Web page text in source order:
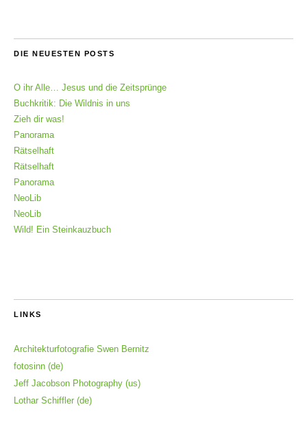
DIE NEUESTEN POSTS
O ihr Alle… Jesus und die Zeitsprünge
Buchkritik: Die Wildnis in uns
Zieh dir was!
Panorama
Rätselhaft
Rätselhaft
Panorama
NeoLib
NeoLib
Wild! Ein Steinkauzbuch
LINKS
Architekturfotografie Swen Bernitz
fotosinn (de)
Jeff Jacobson Photography (us)
Lothar Schiffler (de)